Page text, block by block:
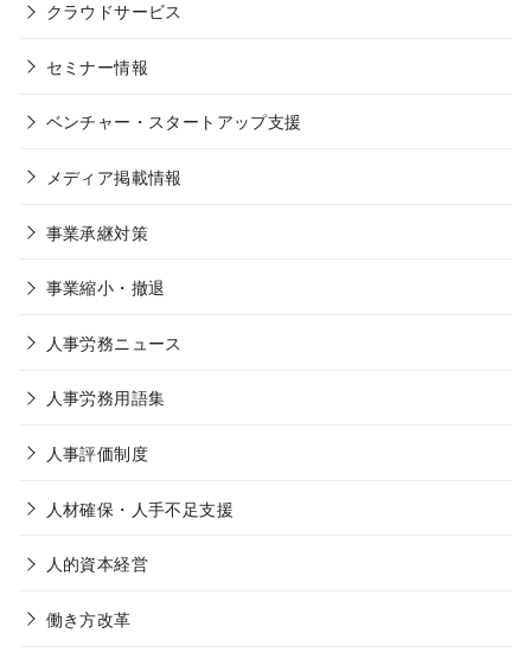
クラウドサービス
セミナー情報
ベンチャー・スタートアップ支援
メディア掲載情報
事業承継対策
事業縮小・撤退
人事労務ニュース
人事労務用語集
人事評価制度
人材確保・人手不足支援
人的資本経営
働き方改革